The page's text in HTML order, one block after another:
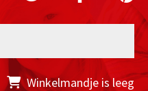
Winkelmandje is leeg